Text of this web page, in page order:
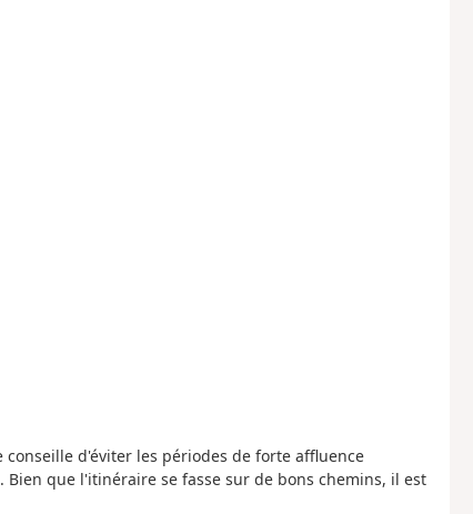
d'éviter les périodes de forte affluence
que l'itinéraire se fasse sur de bons chemins, il est